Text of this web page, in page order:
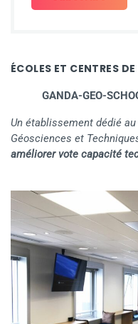
ÉCOLES ET CENTRES
GANDA-GEO-
Un établissement dédié
Géosciences et
améliorer vote capacité